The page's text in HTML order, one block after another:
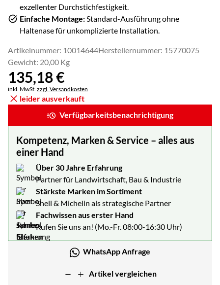
exzellenter Durchstichfestigkeit.
Einfache Montage: Standard-Ausführung ohne
Haltenase für unkomplizierte Installation.
Artikelnummer: 10014644Herstellernummer: 15770075
Gewicht: 20,00 Kg
135,18€
Steuerhinweis:
inkl. MwSt. zzgl. Versandkosten
leider ausverkauft
Verfügbarkeitsbenachrichtigung
Kompetenz, Marken & Service – alles aus
einer Hand
Über 30 Jahre Erfahrung
Partner für Landwirtschaft, Bau & Industrie
Stärkste Marken im Sortiment
Shell & Michelin als strategische Partner
Fachwissen aus erster Hand
Rufen Sie uns an! (Mo.-Fr. 08:00-16:30 Uhr)
WhatsApp Anfrage
Artikel vergleichen